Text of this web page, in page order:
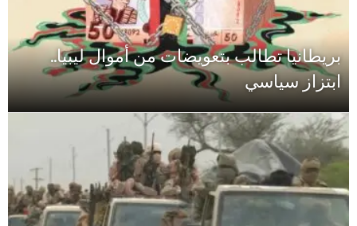
بريطانيا تطالب بتعويضات من أموال ليبيا..
ابتزاز سياسي